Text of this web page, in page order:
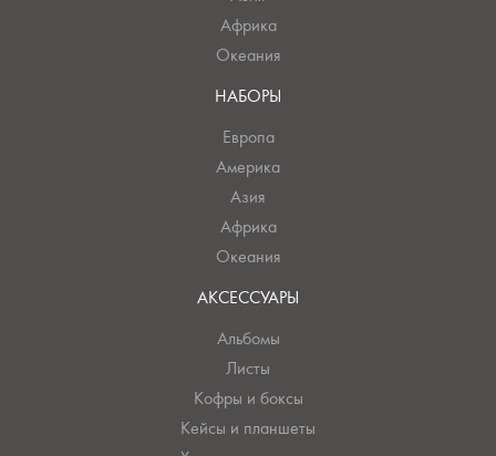
Африка
Океания
НАБОРЫ
Европа
Америка
Азия
Африка
Океания
АКСЕССУАРЫ
Альбомы
Листы
Кофры и боксы
Кейсы и планшеты